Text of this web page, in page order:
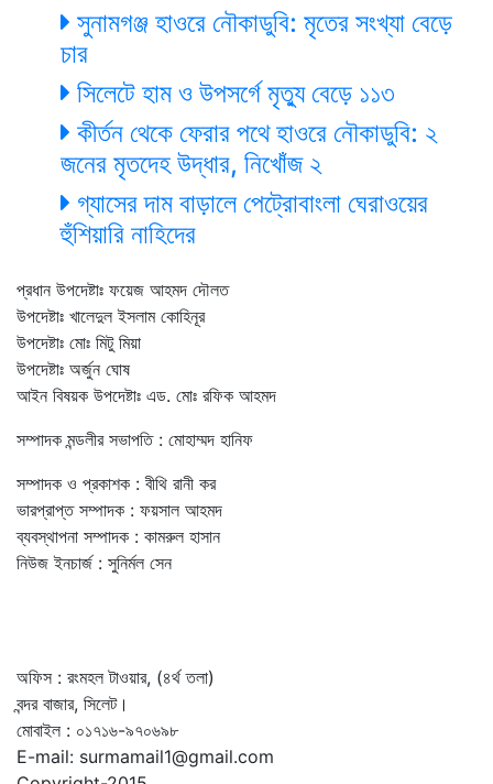
সুনামগঞ্জ হাওরে নৌকাডুবি: মৃতের সংখ্যা বেড়ে
চার
সিলেটে হাম ও উপসর্গে মৃত্যু বেড়ে ১১৩
কীর্তন থেকে ফেরার পথে হাওরে নৌকাডুবি: ২
জনের মৃতদেহ উদ্ধার, নিখোঁজ ২
গ্যাসের দাম বাড়ালে পেট্রোবাংলা ঘেরাওয়ের
হুঁশিয়ারি নাহিদের
প্রধান উপদেষ্টাঃ ফয়েজ আহমদ দৌলত
উপদেষ্টাঃ খালেদুল ইসলাম কোহিনূর
উপদেষ্টাঃ মোঃ মিটু মিয়া
উপদেষ্টাঃ অর্জুন ঘোষ
আইন বিষয়ক উপদেষ্টাঃ এড. মোঃ রফিক আহমদ
সম্পাদক মন্ডলীর সভাপতি : মোহাম্মদ হানিফ
সম্পাদক ও প্রকাশক : বীথি রানী কর
ভারপ্রাপ্ত সম্পাদক : ফয়সাল আহমদ
ব্যবস্থাপনা সম্পাদক : কামরুল হাসান
নিউজ ইনচার্জ : সুনির্মল সেন
অফিস : রংমহল টাওয়ার, (৪র্থ তলা)
বন্দর বাজার, সিলেট।
মোবাইল : ০১৭১৬-৯৭০৬৯৮
E-mail: surmamail1@gmail.com